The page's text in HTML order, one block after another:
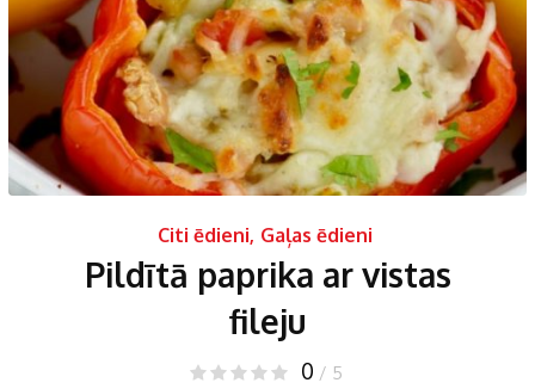
Citi ēdieni, Gaļas ēdieni
Pildītā paprika ar vistas
fileju
0 / 5